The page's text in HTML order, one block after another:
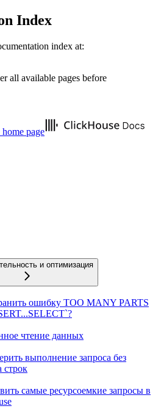
Index
index at:
all available pages before
home page
и оптимизация
ошибку TOO MANY PARTS
чтение данных
выполнение запроса без
строк
самые ресурсоемкие запросы в